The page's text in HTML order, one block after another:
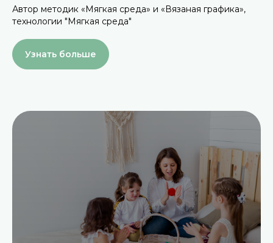
Автор методик «Мягкая среда» и «Вязаная графика»,
технологии "Мягкая среда"
Узнать больше